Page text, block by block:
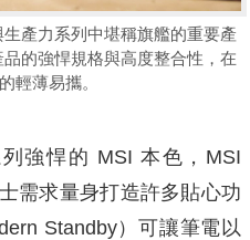
產力系列中堪稱旗艦的重要產
的強悍規格與高度整合性，在
輕薄易攜。
強悍的 MSI 本色，MSI
需求量身打造許多貼心功
Standby）可讓筆電以